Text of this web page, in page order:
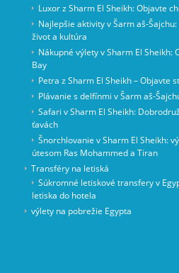
Luxor z Sharm El Sheikh: Objavte
Najlepšie aktivity v Šarm aš-
život a kultúra
Nákupné výlety v Sharm El Sheikh:
Bay
Petra z Sharm El Sheikh – Objavte
Plávanie s delfínmi v Šarm aš-
Safari v Sharm El Sheikh:
ťavách
Šnorchlovanie v Sharm El Sheikh:
útesom Ras Mohammed a Tiran
Transféry na letiská
Súkromné letiskové transfery v
letiska do hotela
výlety na pobrežie Egypta